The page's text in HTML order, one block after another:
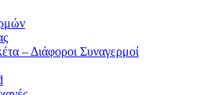
– Διάφοροι Συναγερμοί